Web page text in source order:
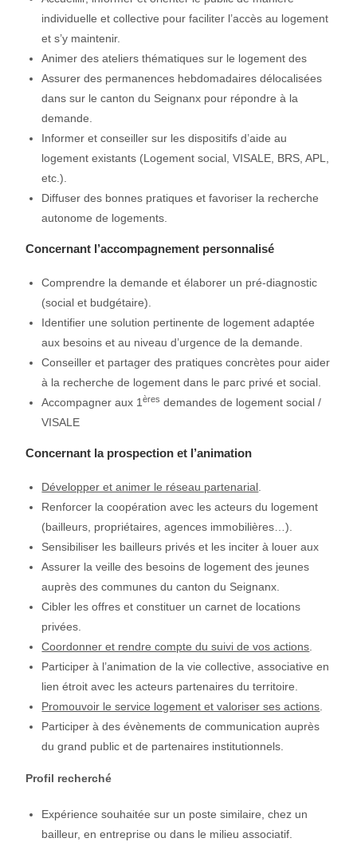
individuelle et collective pour faciliter l’accès au logement
et s’y maintenir.
Animer des ateliers thématiques sur le logement des
Assurer des permanences hebdomadaires délocalisées
dans sur le canton du Seignanx pour répondre à la
demande.
Informer et conseiller sur les dispositifs d’aide au
logement existants (Logement social, VISALE, BRS, APL,
etc.).
Diffuser des bonnes pratiques et favoriser la recherche
autonome de logements.
Concernant l’accompagnement personnalisé
Comprendre la demande et élaborer un pré-diagnostic
(social et budgétaire).
Identifier une solution pertinente de logement adaptée
aux besoins et au niveau d’urgence de la demande.
Conseiller et partager des pratiques concrètes pour aider
à la recherche de logement dans le parc privé et social.
Accompagner aux 1ères demandes de logement social /
VISALE
Concernant la prospection et l’animation
Développer et animer le réseau partenarial
Renforcer la coopération avec les acteurs du logement
(bailleurs, propriétaires, agences immobilières…).
Sensibiliser les bailleurs privés et les inciter à louer aux
Assurer la veille des besoins de logement des jeunes
auprès des communes du canton du Seignanx.
Cibler les offres et constituer un carnet de locations
privées.
Coordonner et rendre compte du suivi de vos actions
Participer à l’animation de la vie collective, associative en
lien étroit avec les acteurs partenaires du territoire.
Promouvoir le service logement et valoriser ses actions
Participer à des évènements de communication auprès
du grand public et de partenaires institutionnels.
Profil recherché
Expérience souhaitée sur un poste similaire, chez un
bailleur, en entreprise ou dans le milieu associatif.